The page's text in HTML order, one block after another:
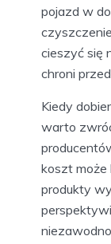
pojazd w
cieszyć się
chroni
Kiedy
warto
koszt
produkty